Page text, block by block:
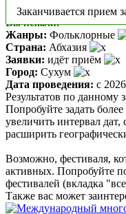
Заканчивается прием
Вы искали:
Жанры: Фольклорные
Страна: Абхазия
Заявки: идёт приём
Город: Сухум
Дата проведения: с
Результатов по данному
Попробуйте задать
увеличить интервал дат,
расширить
Возможно, фестиваля,
активных. Попробуйте
фестивалей (вкладка
Также вас может